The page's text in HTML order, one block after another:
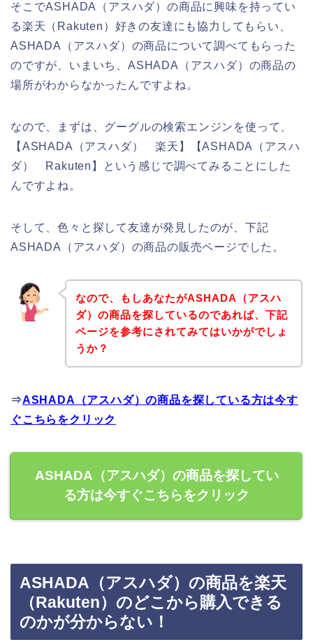
そこでASHADA（アスハダ）の商品に興味を持ってい
る楽天（Rakuten）好きの友達にも協力してもらい、
ASHADA（アスハダ）の商品について調べてもらった
のですが、いまいち、ASHADA（アスハダ）の商品の
場所がわからなかったんですよね。
なので、まずは、グーグルの検索エンジンを使って、
【ASHADA（アスハダ） 楽天】【ASHADA（アスハ
ダ） Rakuten】という感じで調べてみることにした
んですよね。
そして、色々と探して友達が発見したのが、下記
ASHADA（アスハダ）の商品の販売ページでした。
なので、もしあなたがASHADA（アスハ
ダ）の商品を探しているのであれば、下記
ページを参考にされてみてはいかがでしょ
うか？
⇒ASHADA（アスハダ）の商品を探している方は今す
ぐこちらをクリック
ASHADA（アスハダ）の商品を探してい
る方は今すぐこちらをクリック
ASHADA（アスハダ）の商品を楽天
（Rakuten）のどこから購入できる
のかが分からない！